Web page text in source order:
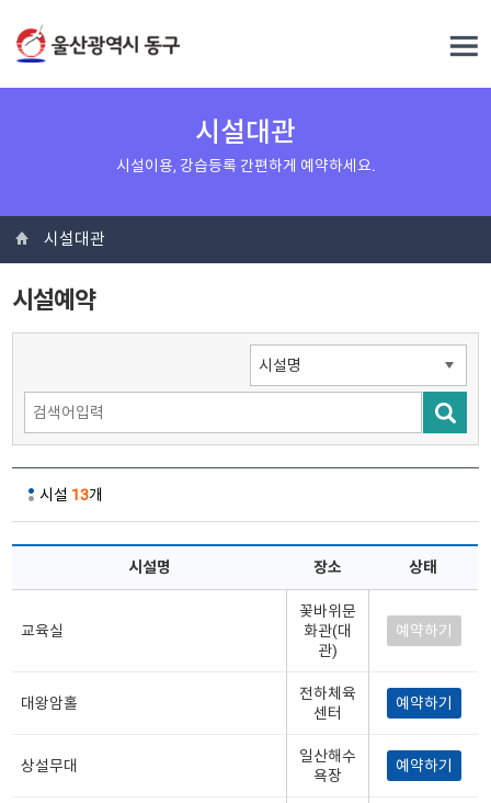
시설대관
시설이용, 강습등록 간편하게 예약하세요.
시설대관
시설예약
시설 13개
시설명 장소 상태
교육실
꽃바위문
화관(대
관)
예약하기
대왕암홀
전하체육
센터
예약하기
상설무대
일산해수
욕장
예약하기